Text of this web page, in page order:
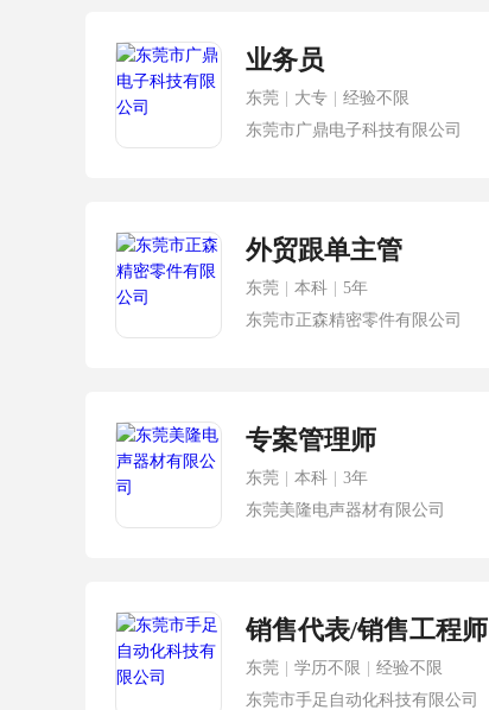
业务员
东莞 大专
经验不限
东莞市广鼎电子科技有限公司
外贸跟单主管
东莞 本科
5年
东莞市正森精密零件有限公司
专案管理师
东莞 本科
3年
东莞美隆电声器材有限公司
销售代表/销售工程师
东莞 学历不限
经验不限
东莞市手足自动化科技有限公司